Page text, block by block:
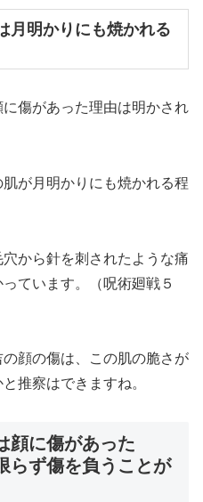
月明かりにも焼かれる
傷があった理由は明かされ
が月明かりにも焼かれる程
から針を刺されたような痛
ています。（呪術廻戦５
顔の傷は、この肌の脆さが
推察はできますね。
顔に傷があった
ず傷を負うことが